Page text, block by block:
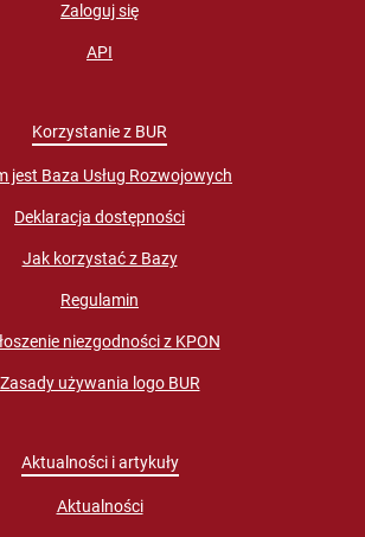
Zaloguj się
API
Korzystanie z BUR
jest Baza Usług Rozwojowych
Deklaracja dostępności
Jak korzystać z Bazy
Regulamin
niezgodności z KPON
Zasady używania logo BUR
Aktualności i artykuły
Aktualności